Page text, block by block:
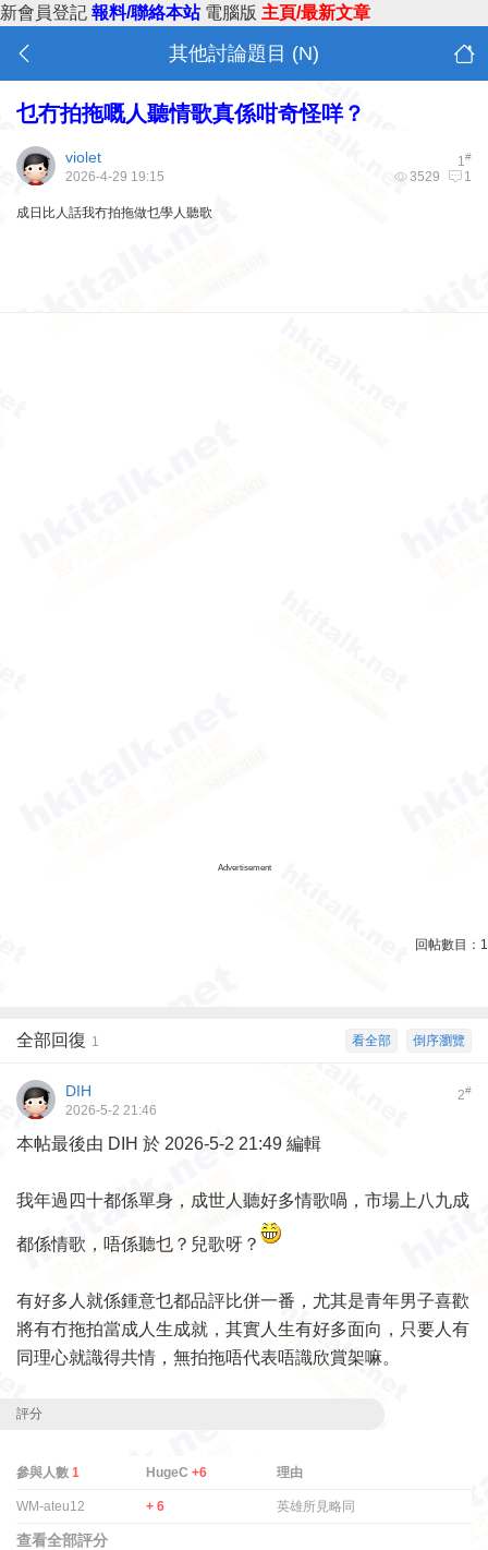
新會員登記 報料/聯絡本站 電腦版 主頁/最新文章
其他討論題目 (N)
乜冇拍拖嘅人聽情歌真係咁奇怪咩？
1#
violet
3529 1
2026-4-29 19:15
成日比人話我冇拍拖做乜學人聽歌
Advertisement
回帖數目： 1
倒序瀏覽
看全部
全部回復 1
2#
DIH
2026-5-2 21:46
本帖最後由 DIH 於 2026-5-2 21:49 編輯
我年過四十都係單身，成世人聽好多情歌喎，市場上八九成
都係情歌，唔係聽乜？兒歌呀？
有好多人就係鍾意乜都品評比併一番，尤其是青年男子喜歡
將有冇拖拍當成人生成就，其實人生有好多面向，只要人有
同理心就識得共情，無拍拖唔代表唔識欣賞架嘛。
評分
參與人數 1 HugeC+6 理由
WM-ateu12 + 6 英雄所見略同
查看全部評分